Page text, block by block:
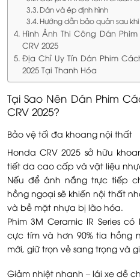
Dán và ép định hình
Hướng dẫn bảo quản sau
Hình Ảnh Thi Công Dán
CRV 2025
Địa Chỉ Uy Tín Dán Phim
2025 Tại Thanh Hóa
Tại Sao Nên Dán Phim
CRV 2025?
Bảo vệ tối đa khoang nội thất
Honda CRV 2025 sở hữu
tiết da cao cấp và vật liệu
Nếu để ánh nắng trực tiếp
hồng ngoại sẽ khiến nội thất
và bề mặt nhựa bị lão hóa.
Phim 3M Ceramic IR Series
cực tím và hơn 90% tia hồng
mới, giữ trọn vẻ sang trọng và
Giảm nhiệt nhanh – lái xe dễ